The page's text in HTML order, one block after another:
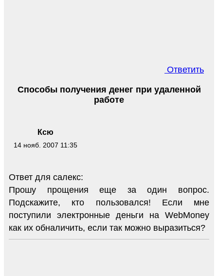
Ответить
Ксю
14 нояб. 2007 11:35
Способы получения денег при удаленной
работе
Ответ для салекс:
Прошу прощения еще за один вопрос.
Подскажите, кто пользовался! Если мне
поступили электронные деньги на WebMoney
как их обналичить, если так можно выразиться?